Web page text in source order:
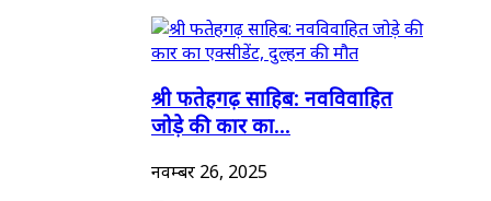
श्री फतेहगढ़ साहिब: नवविवाहित
जोड़े की कार का...
नवम्बर 26, 2025